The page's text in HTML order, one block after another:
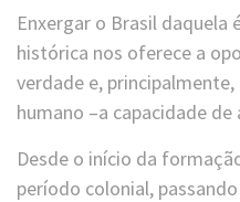
Enxergar o Brasil daquela
histórica nos oferece a
verdade e,
humano –a capacidade de
Desde o início da
período colonial,